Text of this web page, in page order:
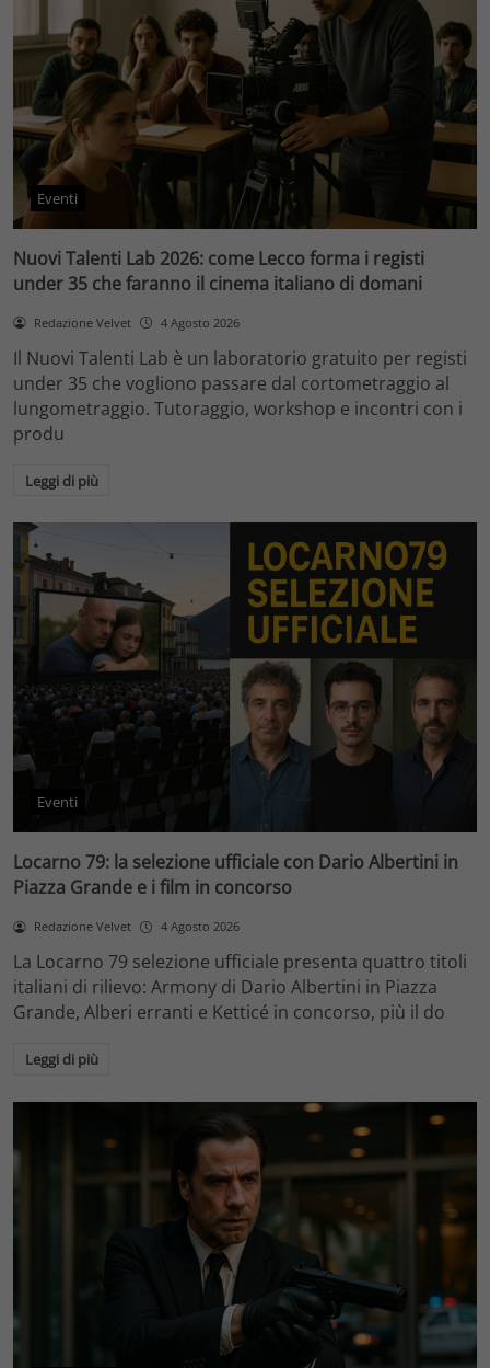
Eventi
Nuovi Talenti Lab 2026: come Lecco forma i registi
under 35 che faranno il cinema italiano di domani
Redazione Velvet 4 Agosto 2026
Il Nuovi Talenti Lab è un laboratorio gratuito per registi
under 35 che vogliono passare dal cortometraggio al
lungometraggio. Tutoraggio, workshop e incontri con i
produ
Leggi di più
Eventi
Locarno 79: la selezione ufficiale con Dario Albertini in
Piazza Grande e i film in concorso
Redazione Velvet 4 Agosto 2026
La Locarno 79 selezione ufficiale presenta quattro titoli
italiani di rilievo: Armony di Dario Albertini in Piazza
Grande, Alberi erranti e Ketticé in concorso, più il do
Leggi di più